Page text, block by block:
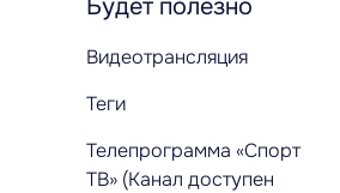
Будет полезно
Видеотрансляция
Теги
Телепрограмма «Спорт
ТВ» (Канал доступен